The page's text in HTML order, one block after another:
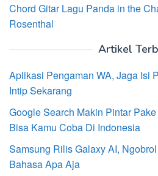
Chord Gitar Lagu Panda in the
Rosenthal
Artikel
Aplikasi Pengaman WA, Jaga Isi
Intip Sekarang
Google Search Makin Pintar
Bisa Kamu Coba Di Indonesia
Samsung Rilis Galaxy AI,
Bahasa Apa Aja